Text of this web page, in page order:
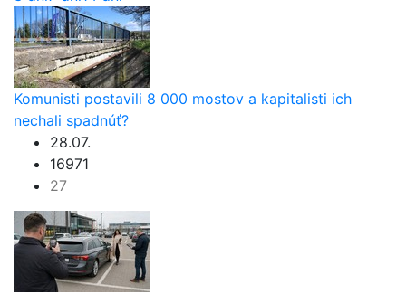
Komunisti postavili 8 000 mostov a kapitalisti ich
nechali spadnúť?
28.07.
16971
27